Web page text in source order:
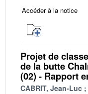
Accéder à la notice
Projet de
de la butte
(02) - Rapport
CABRIT, Jean-Luc